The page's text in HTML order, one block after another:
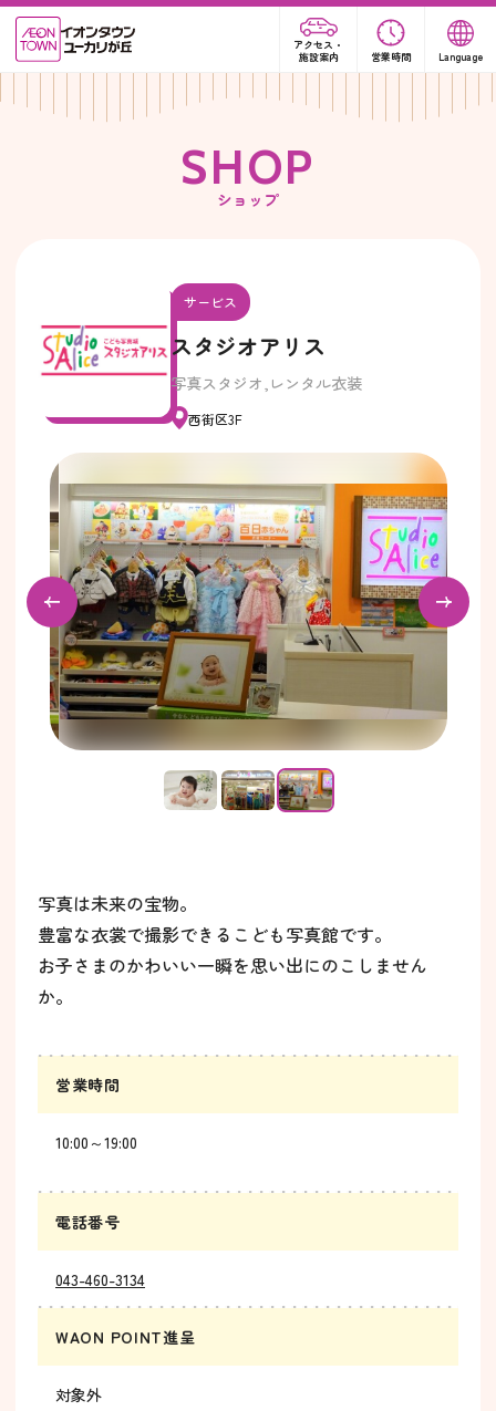
アクセス・
施設案内
営業時間 Language
SHOP
ショップ
サービス
スタジオアリス
写真スタジオ,レンタル衣装
西街区3F
写真は未来の宝物。
豊富な衣裳で撮影できるこども写真館です。
お子さまのかわいい一瞬を思い出にのこしません
か。
営業時間
10:00～19:00
電話番号
043-460-3134
WAON POINT進呈
対象外